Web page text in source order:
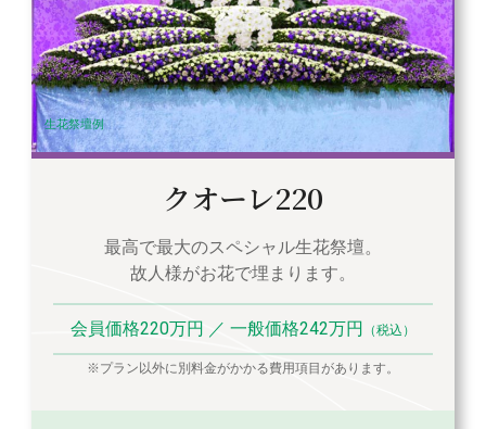
生花祭壇例
クオーレ220
最高で最大のスペシャル生花祭壇。
故人様がお花で埋まります。
会員価格220万円 ／ 一般価格242万円 （税込）
※プラン以外に別料金がかかる費用項目があります。